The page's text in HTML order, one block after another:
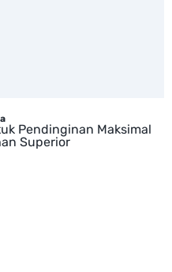
Pendinginan Maksimal
Superior